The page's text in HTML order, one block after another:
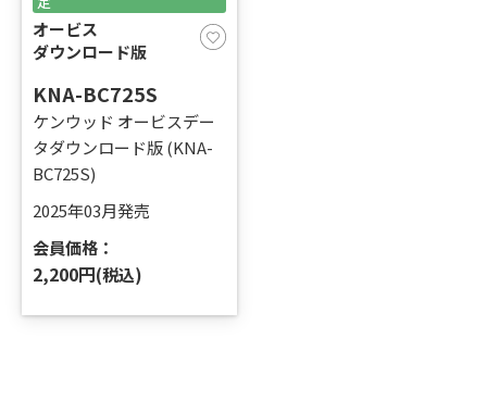
オービス
ダウンロード版
KNA-BC725S
ケンウッド オービスデー
タダウンロード版 (KNA-
BC725S)
2025年03月発売
会員価格：
2,200円(税込)